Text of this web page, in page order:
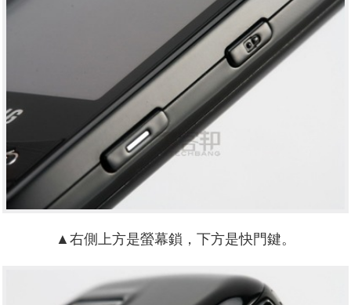
▲右側上方是螢幕鎖，下方是快門鍵。